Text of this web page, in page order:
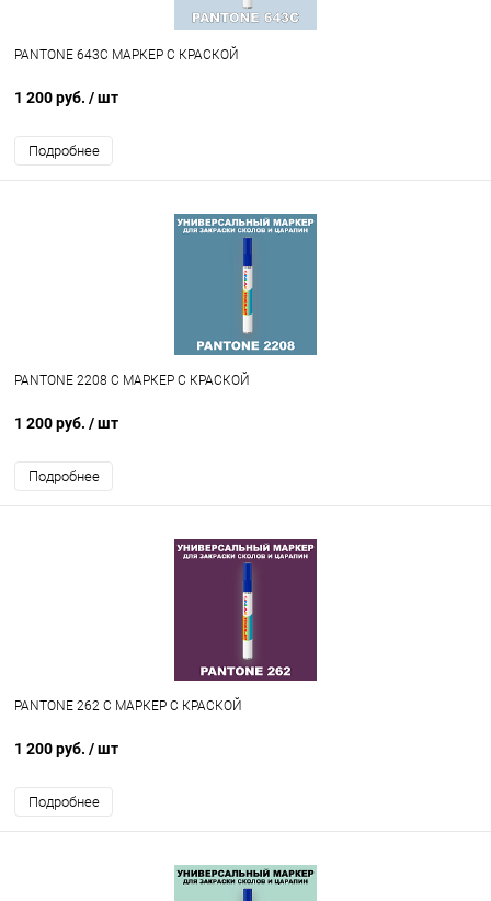
PANTONE 643C МАРКЕР С КРАСКОЙ
1 200 руб. / шт
Подробнее
PANTONE 2208 C МАРКЕР С КРАСКОЙ
1 200 руб. / шт
Подробнее
PANTONE 262 C МАРКЕР С КРАСКОЙ
1 200 руб. / шт
Подробнее